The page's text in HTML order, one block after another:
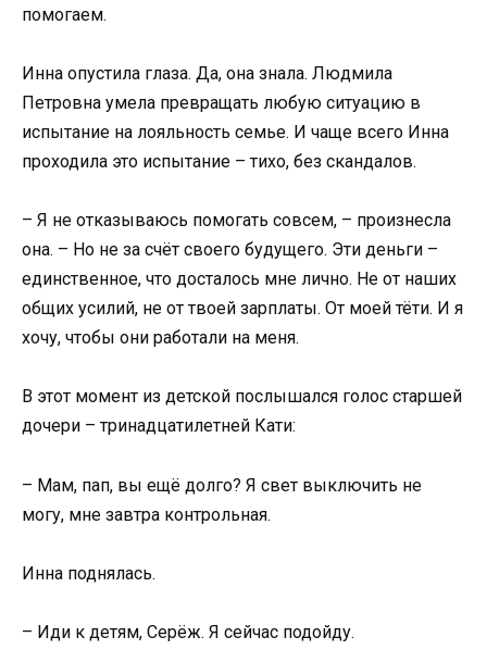
помогаем.
Инна опустила глаза. Да, она знала. Людмила
Петровна умела превращать любую ситуацию в
испытание на лояльность семье. И чаще всего Инна
проходила это испытание – тихо, без скандалов.
– Я не отказываюсь помогать совсем, – произнесла
она. – Но не за счёт своего будущего. Эти деньги –
единственное, что досталось мне лично. Не от наших
общих усилий, не от твоей зарплаты. От моей тёти. И я
хочу, чтобы они работали на меня.
В этот момент из детской послышался голос старшей
дочери – тринадцатилетней Кати:
– Мам, пап, вы ещё долго? Я свет выключить не
могу, мне завтра контрольная.
Инна поднялась.
– Иди к детям, Серёж. Я сейчас подойду.